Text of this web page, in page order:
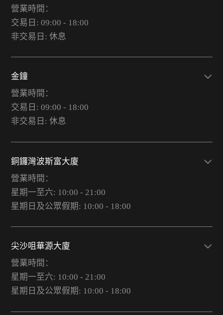
營業時間：
交易日: 09:00 - 18:00
非交易日: 休息
金鐘
營業時間：
交易日: 09:00 - 18:00
非交易日: 休息
銅鑼灣波斯富大廈
營業時間：
星期一至六: 10:00 - 21:00
星期日及公眾假期: 10:00 - 18:00
尖沙咀華源大廈
營業時間：
星期一至六: 10:00 - 21:00
星期日及公眾假期: 10:00 - 18:00